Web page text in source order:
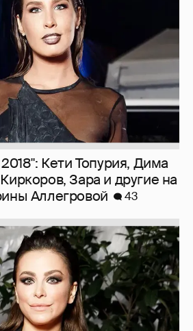
Кети Топурия, Дима
Зара и другие на
Аллегровой
43